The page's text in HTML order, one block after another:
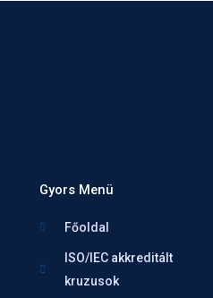
Gyors Menü
Főoldal
ISO/IEC akkreditált
kruzusok